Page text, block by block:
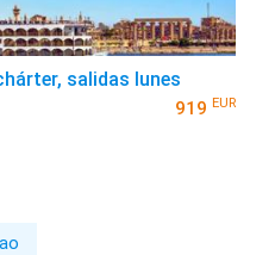
salidas lunes
919 EUR